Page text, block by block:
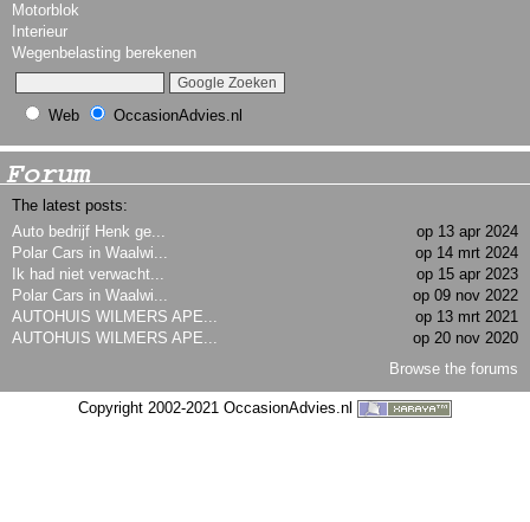
Motorblok
Interieur
Wegenbelasting berekenen
Web OccasionAdvies.nl
Forum
The latest posts:
op 13 apr 2024
Auto bedrijf Henk ge...
op 14 mrt 2024
Polar Cars in Waalwi...
op 15 apr 2023
Ik had niet verwacht...
op 09 nov 2022
Polar Cars in Waalwi...
op 13 mrt 2021
AUTOHUIS WILMERS APE...
op 20 nov 2020
AUTOHUIS WILMERS APE...
Browse the forums
Copyright 2002-2021 OccasionAdvies.nl